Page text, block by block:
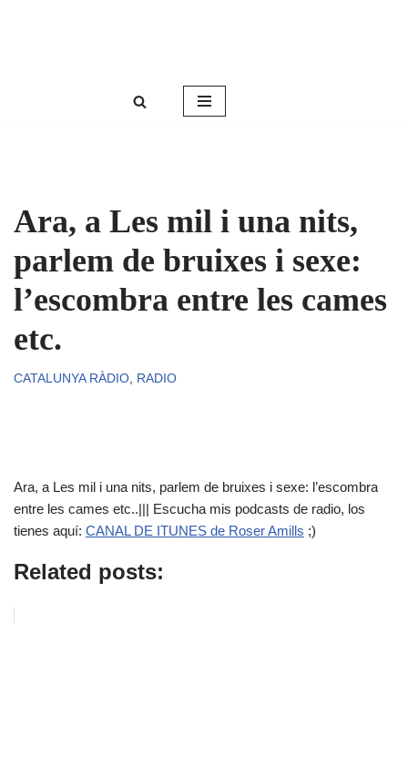
Ara, a Les mil i una nits,
parlem de bruixes i sexe:
l’escombra entre les cames
etc.
CATALUNYA RÀDIO, RADIO
Ara, a Les mil i una nits, parlem de bruixes i sexe: l’escombra
entre les cames etc..||| Escucha mis podcasts de radio, los
tienes aquí: CANAL DE ITUNES de Roser Amills ;)
Related posts: